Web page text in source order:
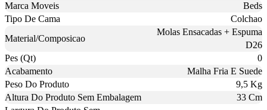
Marca Moveis
Beds
Tipo De Cama
Colchao
Material/Composicao
Molas Ensacadas + Espuma
D26
Pes (Qt)
0
Acabamento
Malha Fria E Suede
Peso Do Produto
9,5 Kg
Altura Do Produto Sem Embalagem
33 Cm